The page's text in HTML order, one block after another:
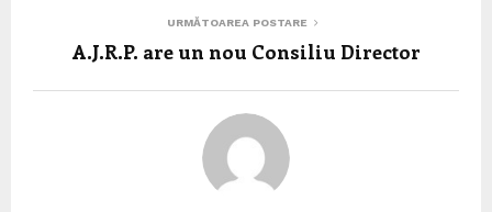
URMĂTOAREA POSTARE
A.J.R.P. are un nou Consiliu Director